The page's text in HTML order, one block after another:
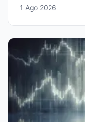
1 Ago 2026